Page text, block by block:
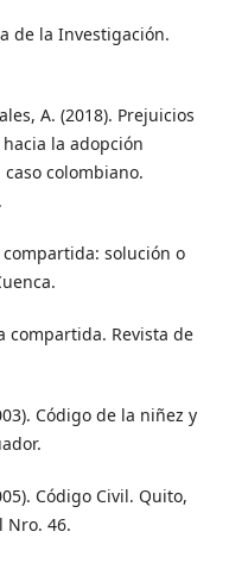
de la Investigación.
A. (2018). Prejuicios
la adopción
colombiano.
compartida: solución o
compartida. Revista de
Código de la niñez y
Código Civil. Quito,
Nro. 46.